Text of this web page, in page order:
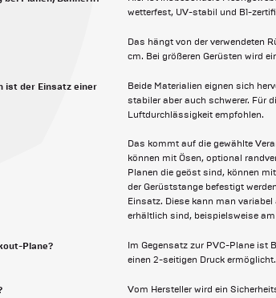
wetterfest, UV-stabil und B1-
Das hängt von der verwendeten
cm. Bei größeren Gerüsten wird
ist der Einsatz einer
Beide Materialien eignen sich
stabiler aber auch schwerer. Für
Luftdurchlässigkeit empfohlen.
Das kommt auf die gewählte
können mit Ösen, optional
Planen die geöst sind, können
der Gerüststange befestigt
Einsatz. Diese kann man
erhältlich sind, beispielsweise
Plane?
Im Gegensatz zur PVC-Plane ist
einen 2-seitigen Druck ermöglicht.
Vom Hersteller wird ein